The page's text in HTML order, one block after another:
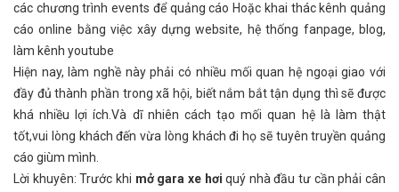
các chương trình events để quảng cáo Hoặc khai thác kênh quảng
cáo online bằng việc xây dựng website, hệ thống fanpage, blog,
làm kênh youtube
Hiện nay, làm nghề này phải có nhiều mối quan hệ ngoại giao với
đầy đủ thành phần trong xã hội, biết nắm bắt tận dụng thì sẽ được
khá nhiều lợi ích.Và dĩ nhiên cách tạo mối quan hệ là làm thật
tốt,vui lòng khách đến vừa lòng khách đi họ sẽ tuyên truyền quảng
cáo giùm mình.
Lời khuyên: Trước khi mở gara xe hơi quý nhà đầu tư cần phải cân